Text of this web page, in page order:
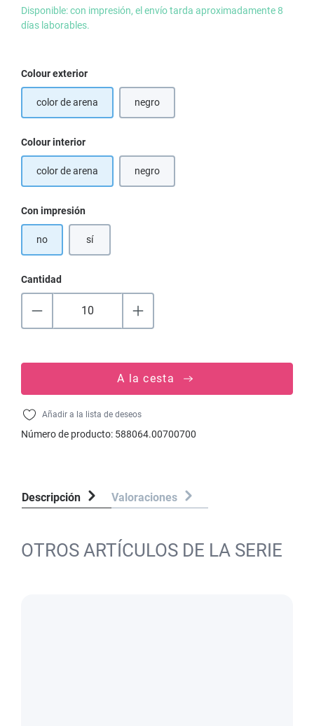
Disponible: con impresión, el envío tarda aproximadamente 8
días laborables.
Seleccione
Colour exterior
color de arena negro(Esta opción no está disponible en este
Seleccione
Colour interior
color de arena negro(Esta opción no está disponible en este
Seleccione
Con impresión
no sí
Cantidad
A la cesta
Añadir a la lista de deseos
Número de producto: 588064.00700700
Descripción Valoraciones
OTROS ARTÍCULOS DE LA SERIE